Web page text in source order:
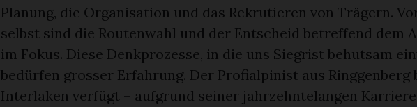
Planung, die Organisation und das Rekrutieren von Trägern.
selbst sind die Routenwahl und der Entscheid betreffend dem
im Fokus. Diese Denkprozesse, in die uns Siegrist behutsam
bedürfen grosser Erfahrung. Der Profialpinist aus Ringgenberg
Interlaken verfügt – aufgrund seiner jahrzehntelangen